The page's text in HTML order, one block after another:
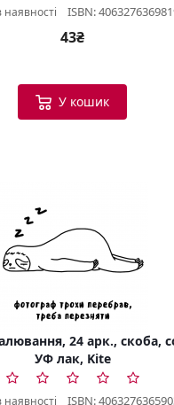
наявності ISBN:
43₴
У кошик
24 арк., скоба,
УФ лак, Kite
наявності ISBN: